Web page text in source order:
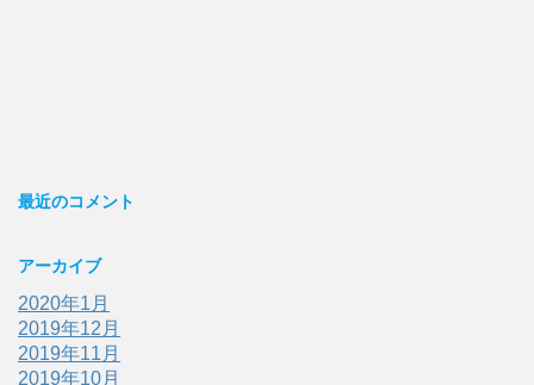
最近のコメント
アーカイブ
2020年1月
2019年12月
2019年11月
2019年10月